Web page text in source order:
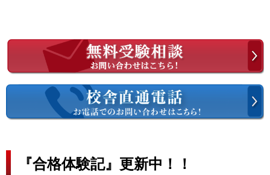
『合格体験記』更新中！！